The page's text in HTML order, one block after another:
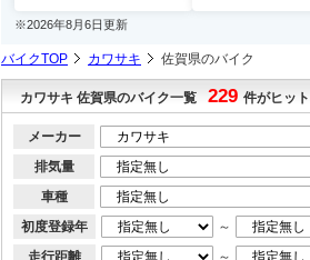
※2026年8月6日更新
バイクTOP カワサキ 佐賀県のバイク
カワサキ 佐賀県のバイク一覧 229 件がヒット
メーカー
排気量
車種
初度登録年
～
走行距離
～